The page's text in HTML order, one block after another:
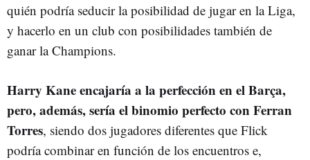
quién podría seducir la posibilidad de jugar en la Liga,
y hacerlo en un club con posibilidades también de
ganar la Champions.
Harry Kane encajaría a la perfección en el Barça,
pero, además, sería el binomio perfecto con Ferran
Torres, siendo dos jugadores diferentes que Flick
podría combinar en función de los encuentros e,